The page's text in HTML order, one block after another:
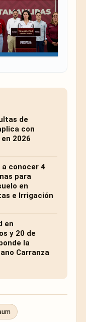
de
con
2026
a conocer 4
para
en
e Irrigación
en
y 20 de
la
Carranza